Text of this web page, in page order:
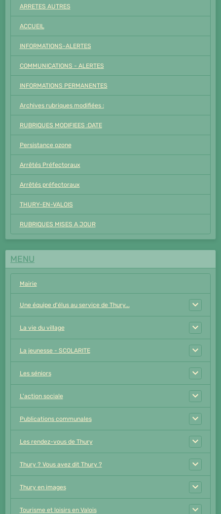
ARRETES AUTRES
ACCUEIL
INFORMATIONS-ALERTES
COMMUNICATIONS - ALERTES
INFORMATIONS PERMANENTES
Archives rubriques modifiées :
RUBRIQUES MODIFIEES :DATE
Persistance ozone
Arrêtés Préfectoraux
Arrêtés préfectoraux
THURY-EN-VALOIS
RUBRIQUES MISES A JOUR
MENU
Mairie
Une équipe d'élus au service de Thury...
La vie du village
La jeunesse - SCOLARITE
Les séniors
L'action sociale
Publications communales
Les rendez-vous de Thury
Thury ? Vous avez dit Thury ?
Thury en images
Tourisme et loisirs en Valois